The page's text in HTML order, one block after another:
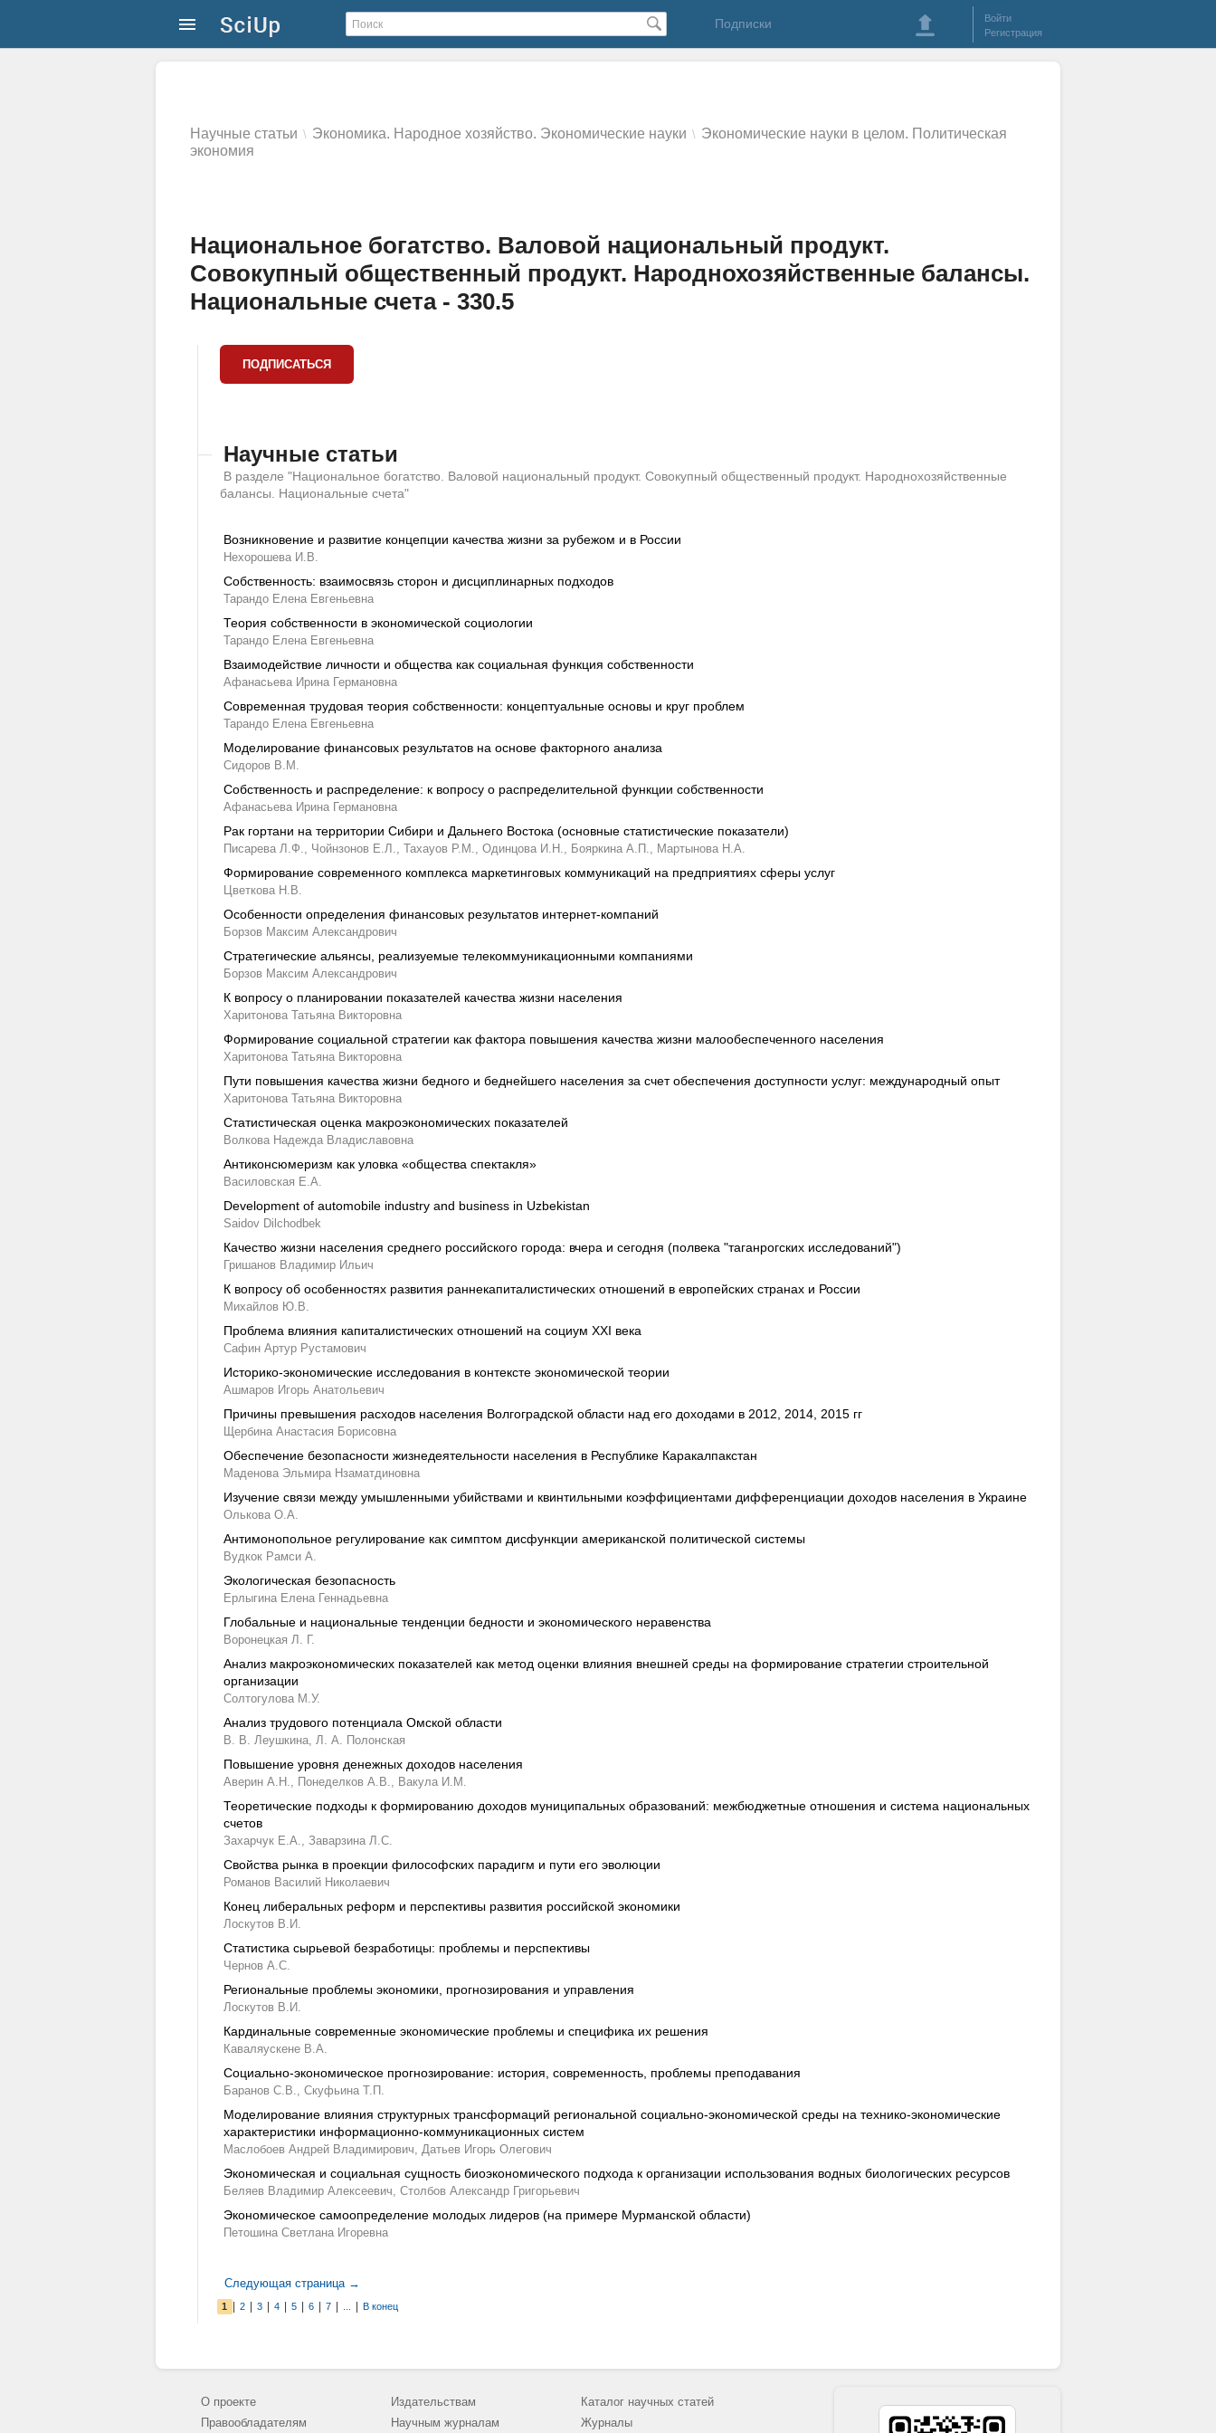
Подписки
Войти
Регистрация
Научные статьи \ Экономика. Народное хозяйство. Экономические науки \ Экономические науки в целом. Политическая
экономия
Национальное богатство. Валовой национальный продукт.
Совокупный общественный продукт. Народнохозяйственные балансы.
Национальные счета - 330.5
Научные статьи
В разделе "Национальное богатство. Валовой национальный продукт. Совокупный общественный продукт. Народнохозяйственные
балансы. Национальные счета"
Возникновение и развитие концепции качества жизни за рубежом и в России
Нехорошева И.В.
Собственность: взаимосвязь сторон и дисциплинарных подходов
Тарандо Елена Евгеньевна
Теория собственности в экономической социологии
Тарандо Елена Евгеньевна
Взаимодействие личности и общества как социальная функция собственности
Афанасьева Ирина Германовна
Современная трудовая теория собственности: концептуальные основы и круг проблем
Тарандо Елена Евгеньевна
Моделирование финансовых результатов на основе факторного анализа
Сидоров В.М.
Собственность и распределение: к вопросу о распределительной функции собственности
Афанасьева Ирина Германовна
Рак гортани на территории Сибири и Дальнего Востока (основные статистические показатели)
Писарева Л.Ф., Чойнзонов Е.Л., Тахауов Р.М., Одинцова И.Н., Бояркина А.П., Мартынова Н.А.
Формирование современного комплекса маркетинговых коммуникаций на предприятиях сферы услуг
Цветкова Н.В.
Особенности определения финансовых результатов интернет-компаний
Борзов Максим Александрович
Стратегические альянсы, реализуемые телекоммуникационными компаниями
Борзов Максим Александрович
К вопросу о планировании показателей качества жизни населения
Харитонова Татьяна Викторовна
Формирование социальной стратегии как фактора повышения качества жизни малообеспеченного населения
Харитонова Татьяна Викторовна
Пути повышения качества жизни бедного и беднейшего населения за счет обеспечения доступности услуг: международный опыт
Харитонова Татьяна Викторовна
Статистическая оценка макроэкономических показателей
Волкова Надежда Владиславовна
Антиконсюмеризм как уловка «общества спектакля»
Василовская Е.А.
Development of automobile industry and business in Uzbekistan
Saidov Dilchodbek
Качество жизни населения среднего российского города: вчера и сегодня (полвека "таганрогских исследований")
Гришанов Владимир Ильич
К вопросу об особенностях развития раннекапиталистических отношений в европейских странах и России
Михайлов Ю.В.
Проблема влияния капиталистических отношений на социум XXI века
Сафин Артур Рустамович
Историко-экономические исследования в контексте экономической теории
Ашмаров Игорь Анатольевич
Причины превышения расходов населения Волгоградской области над его доходами в 2012, 2014, 2015 гг
Щербина Анастасия Борисовна
Обеспечение безопасности жизнедеятельности населения в Республике Каракалпакстан
Маденова Эльмира Нзаматдиновна
Изучение связи между умышленными убийствами и квинтильными коэффициентами дифференциации доходов населения в Украине
Олькова О.А.
Антимонопольное регулирование как симптом дисфункции американской политической системы
Вудкок Рамси А.
Экологическая безопасность
Ерлыгина Елена Геннадьевна
Глобальные и национальные тенденции бедности и экономического неравенства
Воронецкая Л. Г.
Анализ макроэкономических показателей как метод оценки влияния внешней среды на формирование стратегии строительной
организации
Солтогулова М.У.
Анализ трудового потенциала Омской области
В. В. Леушкина, Л. А. Полонская
Повышение уровня денежных доходов населения
Аверин А.Н., Понеделков А.В., Вакула И.М.
Теоретические подходы к формированию доходов муниципальных образований: межбюджетные отношения и система национальных
счетов
Захарчук Е.А., Заварзина Л.С.
Свойства рынка в проекции философских парадигм и пути его эволюции
Романов Василий Николаевич
Конец либеральных реформ и перспективы развития российской экономики
Лоскутов В.И.
Статистика сырьевой безработицы: проблемы и перспективы
Чернов А.С.
Региональные проблемы экономики, прогнозирования и управления
Лоскутов В.И.
Кардинальные современные экономические проблемы и специфика их решения
Каваляускене В.А.
Социально-экономическое прогнозирование: история, современность, проблемы преподавания
Баранов С.В., Скуфьина Т.П.
Моделирование влияния структурных трансформаций региональной социально-экономической среды на технико-экономические
характеристики информационно-коммуникационных систем
Маслобоев Андрей Владимирович, Датьев Игорь Олегович
Экономическая и социальная сущность биоэкономического подхода к организации использования водных биологических ресурсов
Беляев Владимир Алексеевич, Столбов Александр Григорьевич
Экономическое самоопределение молодых лидеров (на примере Мурманской области)
Петошина Светлана Игоревна
Следующая страница →
1 2 3 4 5 6 7 В конец
О проекте
Правообладателям
Издательствам
Научным журналам
Каталог научных статей
Журналы